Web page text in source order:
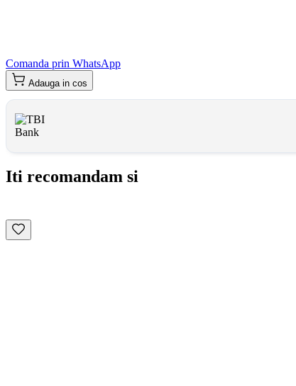
Comanda prin WhatsApp
Adauga in cos
Iti recomandam si